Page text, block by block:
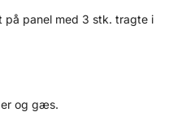
panel med 3 stk. tragte i
og gæs.